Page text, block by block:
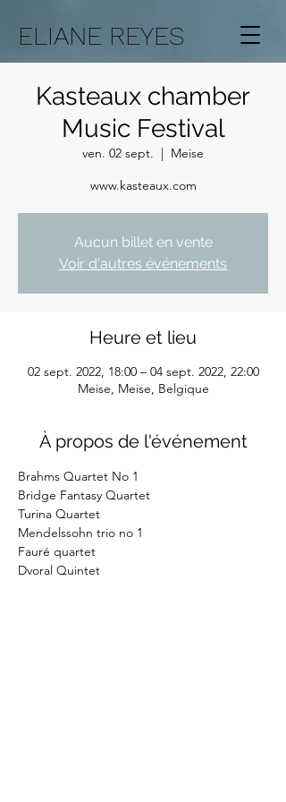
ELIANE REYES
Kasteaux chamber
Music Festival
ven. 02 sept.
  |
Meise
www.kasteaux.com
Aucun billet en vente
Voir d'autres événements
Heure et lieu
02 sept. 2022, 18:00 – 04 sept. 2022, 22:00
Meise, Meise, Belgique
À propos de l'événement
Brahms Quartet No 1
Bridge Fantasy Quartet
Turina Quartet
Mendelssohn trio no 1
Fauré quartet
Dvoral Quintet